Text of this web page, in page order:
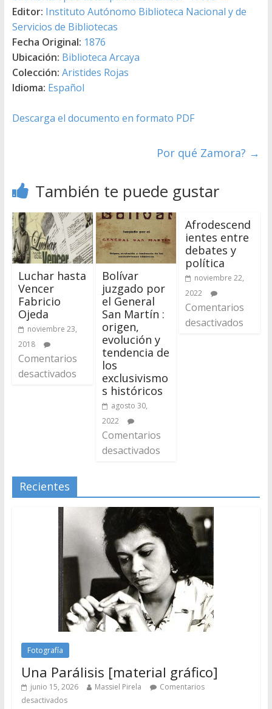
Editor: Instituto Autónomo Biblioteca Nacional y de
Servicios de Bibliotecas
Fecha Original: 1876
Ubicación: Biblioteca Arcaya
Colección: Aristides Rojas
Idioma: Español
Descarga el documento en formato PDF
Por qué Zamora? →
También te puede gustar
Luchar hasta
Vencer
Fabricio
Ojeda
noviembre 23,
2018
Comentarios
desactivados
Bolívar
juzgado por
el General
San Martín :
origen,
evolución y
tendencia de
los
exclusivismo
s históricos
agosto 30,
2022
Comentarios
desactivados
Afrodescend
ientes entre
debates y
política
noviembre 22,
2022
Comentarios
desactivados
Recientes
Fotografía
Una Parálisis [material gráfico]
junio 15, 2026 Massiel Pirela
Comentarios
desactivados